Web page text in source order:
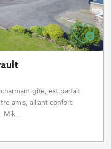
gîte, est parfait
amis, alliant confort
Mik...